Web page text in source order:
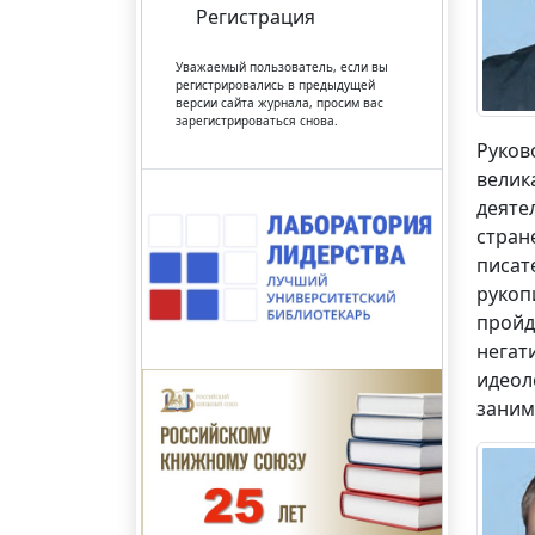
Регистрация
Уважаемый пользователь, если вы
регистрировались в предыдущей
версии сайта журнала, просим вас
зарегистрироваться снова.